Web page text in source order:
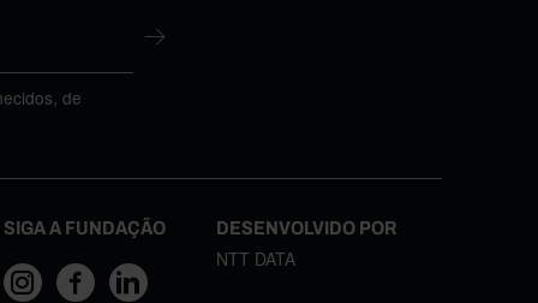
de
SIGA A FUNDAÇÃO DESENVOLVIDO POR
NTT DATA